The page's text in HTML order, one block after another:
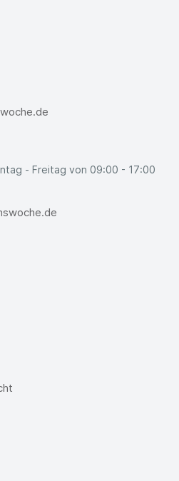
- Freitag von 09:00 - 17:00